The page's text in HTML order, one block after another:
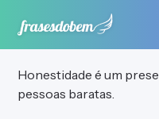
Honestidade é um
pessoas baratas.